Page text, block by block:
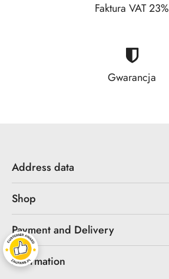
Faktura VAT 23%
Gwarancja
Address data
Shop
Payment and Delivery
Information